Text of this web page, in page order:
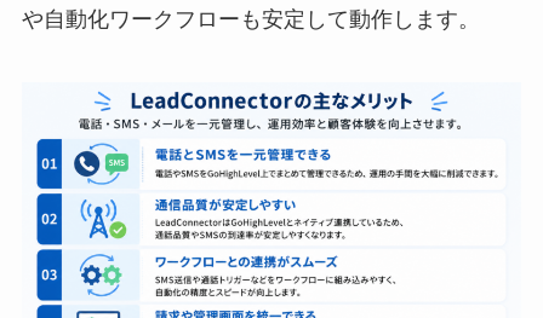
や自動化ワークフローも安定して動作します。